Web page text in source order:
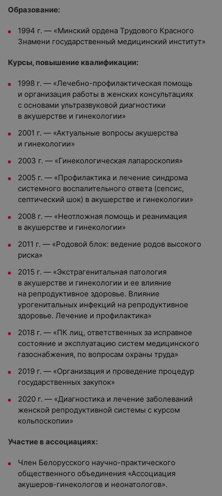
Образование:
1994 г. — «Минский ордена Трудового Красного
Знамени государственный медицинский институт»
Курсы, повышение квалификации:
1998 г. — «Лечебно-профилактическая помощь
и организация работы в женских консультациях
с основами ультразвуковой диагностики
в акушерстве и гинекологии»
2001 г. — «Актуальные вопросы акушерства
и гинекологии»
2003 г. — «Гинекологическая лапароскопия»
2005 г. — «Профилактика и лечение синдрома
системного воспалительного ответа (сепсис,
септический шок) в акушерстве и гинекологии»
2008 г. — «Неотложная помощь и реанимация
в акушерстве и гинекологии»
2011 г. — «Родовой блок: ведение родов высокого
риска»
2015 г. — «Экстрагенитальная патология
в акушерстве и гинекологии и ее влияние
на репродуктивное здоровье. Влияние
урогенитальных инфекций на репродуктивное
здоровье. Лечение и профилактика»
2018 г. — «ПК лиц, ответственных за исправное
состояние и эксплуатацию систем медицинского
газоснабжения, по вопросам охраны труда»
2019 г. — «Организация и проведение процедур
государственных закупок»
2020 г. — «Диагностика и лечение заболеваний
женской репродуктивной системы с курсом
кольпоскопии»
Участие в ассоциациях:
Член Белорусского научно-практического
общественного объединения «Ассоциация
акушеров-гинекологов и неонатологов».